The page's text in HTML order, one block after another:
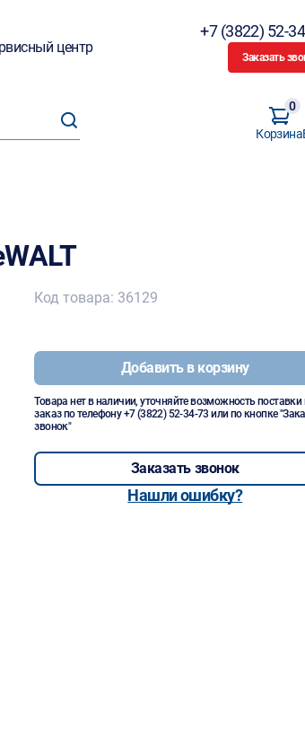
центр
+7 (3822) 52-
Заказать
Корзина
0
Код товара: 36129
Добавить в корзину
Товара нет в наличии, уточняйте возможность поставки
заказ по телефону+7 (3822) 52-34-73 или по кнопке
звонок"
Заказать звонок
Нашли ошибку?